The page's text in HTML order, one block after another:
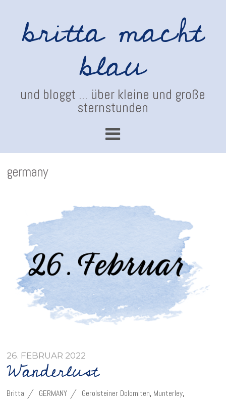
britta macht
blau
und bloggt ... über kleine und große
sternstunden
germany
26. FEBRUAR 2022
Wanderlust
Britta GERMANY Gerolsteiner Dolomiten, Munterley,